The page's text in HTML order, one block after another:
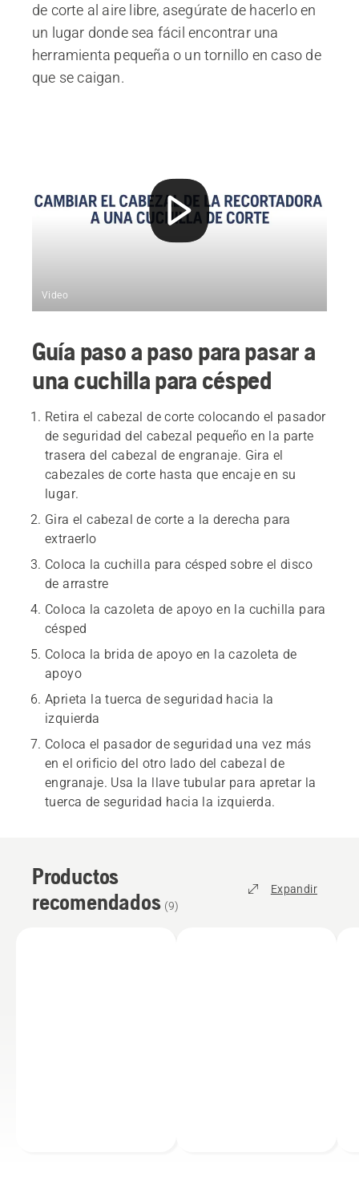
de corte al aire libre, asegúrate de hacerlo en
un lugar donde sea fácil encontrar una
herramienta pequeña o un tornillo en caso de
que se caigan.
Video
Guía paso a paso para pasar a
una cuchilla para césped
Retira el cabezal de corte colocando el pasador
de seguridad del cabezal pequeño en la parte
trasera del cabezal de engranaje. Gira el
cabezales de corte hasta que encaje en su
lugar.
Gira el cabezal de corte a la derecha para
extraerlo
Coloca la cuchilla para césped sobre el disco
de arrastre
Coloca la cazoleta de apoyo en la cuchilla para
césped
Coloca la brida de apoyo en la cazoleta de
apoyo
Aprieta la tuerca de seguridad hacia la
izquierda
Coloca el pasador de seguridad una vez más
en el orificio del otro lado del cabezal de
engranaje. Usa la llave tubular para apretar la
tuerca de seguridad hacia la izquierda.
Productos
recomendados (9)
Expandir